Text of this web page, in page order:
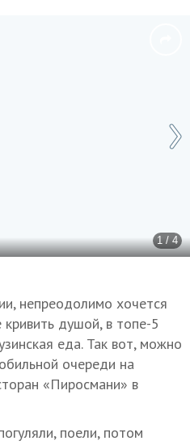
1 / 4
непреодолимо хочется
кривить душой, в топе-5
еда. Так вот, можно
очереди на
«Пиросмани» в
поели, потом